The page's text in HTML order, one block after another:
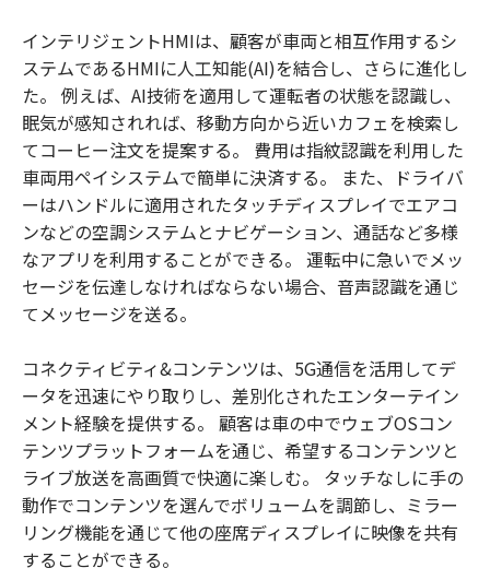
インテリジェントHMIは、顧客が車両と相互作用するシ
ステムであるHMIに人工知能(AI)を結合し、さらに進化し
た。 例えば、AI技術を適用して運転者の状態を認識し、
眠気が感知されれば、移動方向から近いカフェを検索し
てコーヒー注文を提案する。 費用は指紋認識を利用した
車両用ペイシステムで簡単に決済する。 また、ドライバ
ーはハンドルに適用されたタッチディスプレイでエアコ
ンなどの空調システムとナビゲーション、通話など多様
なアプリを利用することができる。 運転中に急いでメッ
セージを伝達しなければならない場合、音声認識を通じ
てメッセージを送る。
コネクティビティ&コンテンツは、5G通信を活用してデ
ータを迅速にやり取りし、差別化されたエンターテイン
メント経験を提供する。 顧客は車の中でウェブOSコン
テンツプラットフォームを通じ、希望するコンテンツと
ライブ放送を高画質で快適に楽しむ。 タッチなしに手の
動作でコンテンツを選んでボリュームを調節し、ミラー
リング機能を通じて他の座席ディスプレイに映像を共有
することができる。